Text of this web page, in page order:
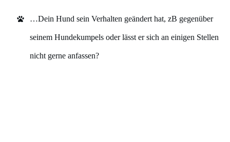
…Dein Hund sein Verhalten geändert hat, zB gegenüber
seinem Hundekumpels oder lässt er sich an einigen Stellen
nicht gerne anfassen?